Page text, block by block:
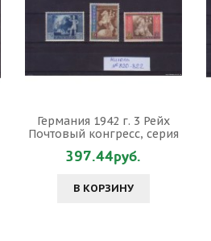
Германия 1942 г. 3 Рейх
Почтовый конгресс, серия
397.44руб.
В КОРЗИНУ